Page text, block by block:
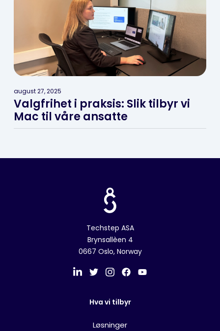
august 27, 2025
Valgfrihet i praksis: Slik tilbyr vi
Mac til våre ansatte
Techstep ASA
Brynsallèen 4
0667 Oslo, Norway
Hva vi tilbyr
Løsninger